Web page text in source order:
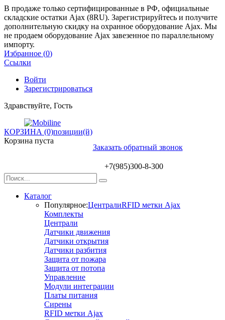
В продаже только сертифицированные в РФ, официальные
складские остатки Ajax (8RU). Зарегистрируйтесь и получите
дополнительную скидку на охранное оборудование Ajax. Мы
не продаем оборудование Ajax завезенное по параллельному
импорту.
Избранное (0)
Ссылки
Войти
Зарегистрироваться
Здравствуйте, Гость
КОРЗИНА (0)позиции(й)
Корзина пуста
Заказать обратный звонок
+7(985)300-8-300
Каталог
Популярное:ЦентралиRFID метки Ajax
Комплекты
Централи
Датчики движения
Датчики открытия
Датчики разбития
Защита от пожара
Защита от потопа
Управление
Модули интеграции
Платы питания
Сирены
RFID метки Ajax